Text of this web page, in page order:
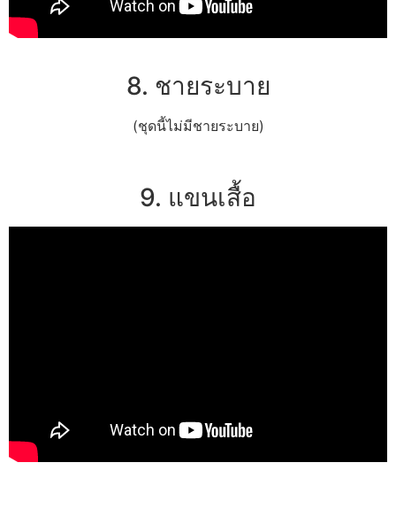
8. ชายระบาย
(ชุดนี้ไม่มีชายระบาย)
9. แขนเสื้อ